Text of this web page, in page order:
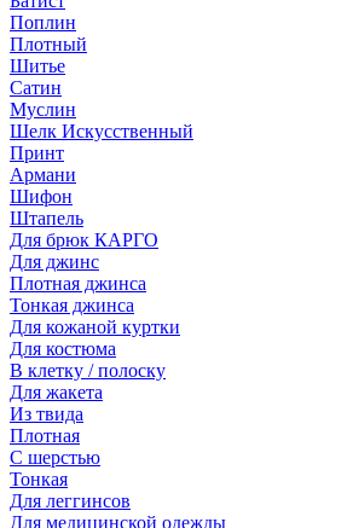
Поплин
Плотный
Шитье
Сатин
Муслин
Шелк Искусственный
Принт
Армани
Шифон
Штапель
Для брюк КАРГО
Для джинс
Плотная джинса
Тонкая джинса
Для кожаной куртки
Для костюма
В клетку / полоску
Для жакета
Из твида
Плотная
С шерстью
Тонкая
Для леггинсов
Для медицинской одежды